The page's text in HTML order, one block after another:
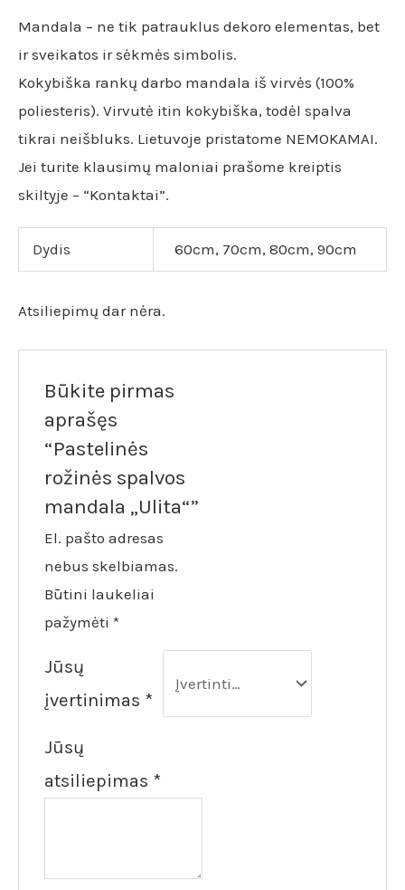
Mandala – ne tik patrauklus dekoro elementas, bet
ir sveikatos ir sėkmės simbolis.
Kokybiška rankų darbo mandala iš virvės (100%
poliesteris). Virvutė itin kokybiška, todėl spalva
tikrai neišbluks. Lietuvoje pristatome NEMOKAMAI.
Jei turite klausimų maloniai prašome kreiptis
skiltyje – “Kontaktai”.
Dydis 60cm, 70cm, 80cm, 90cm
Atsiliepimų dar nėra.
Būkite pirmas
aprašęs
“Pastelinės
rožinės spalvos
mandala „Ulita“”
El. pašto adresas
nebus skelbiamas.
Būtini laukeliai
pažymėti*
Jūsų
įvertinimas *
Jūsų
atsiliepimas *